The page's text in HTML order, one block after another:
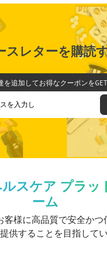
スレターを購読
を追加してお得なクーポンをGET
スケア プラッ
ーム
客様に高品質で安全かつ
供することを目指してい